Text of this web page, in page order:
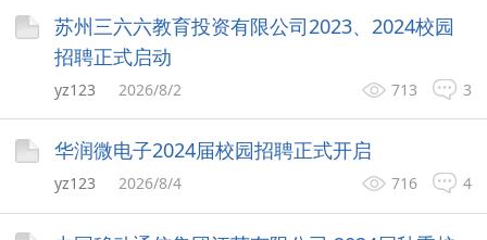
苏州三六六教育投资有限公司2023、2024校园
招聘正式启动
3
713
yz123 2026/8/2
华润微电子2024届校园招聘正式开启
4
716
yz123 2026/8/4